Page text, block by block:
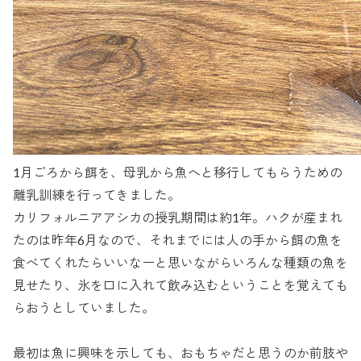
1月ごろから餌を、母乳から魚へと移行してもらうための
離乳訓練を行ってきました。
カリフォルニアアシカの授乳期間は約1年。ハクが産まれ
たのは昨年6月なので、それまでには人の手から餌の魚を
食べてくれたらいいなーと思いながらいろんな種類の魚を
見せたり、氷を口に入れて飲み込むということを覚えても
らおうとしていました。
最初は魚に興味を示しても、おもちゃだと思うのか前肢や